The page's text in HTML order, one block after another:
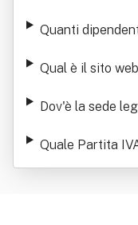
Quanti
Qual è il sito
Dov'è la sede
Quale Partita